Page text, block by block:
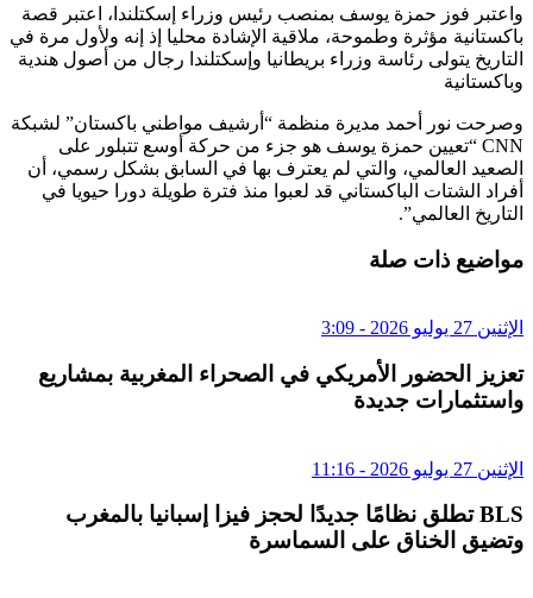
واعتبر فوز حمزة يوسف بمنصب رئيس وزراء إسكتلندا، اعتبر قصة
باكستانية مؤثرة وطموحة، ملاقية الإشادة محليا إذ إنه ولأول مرة في
التاريخ يتولى رئاسة وزراء بريطانيا وإسكتلندا رجال من أصول هندية
وباكستانية
وصرحت نور أحمد مديرة منظمة “أرشيف مواطني باكستان” لشبكة
CNN “تعيين حمزة يوسف هو جزء من حركة أوسع تتبلور على
الصعيد العالمي، والتي لم يعترف بها في السابق بشكل رسمي، أن
أفراد الشتات الباكستاني قد لعبوا منذ فترة طويلة دورا حيويا في
التاريخ العالمي”.
مواضيع ذات صلة
الإثنين 27 يوليو 2026 - 3:09
تعزيز الحضور الأمريكي في الصحراء المغربية بمشاريع
واستثمارات جديدة
الإثنين 27 يوليو 2026 - 11:16
BLS تطلق نظامًا جديدًا لحجز فيزا إسبانيا بالمغرب
وتضيق الخناق على السماسرة